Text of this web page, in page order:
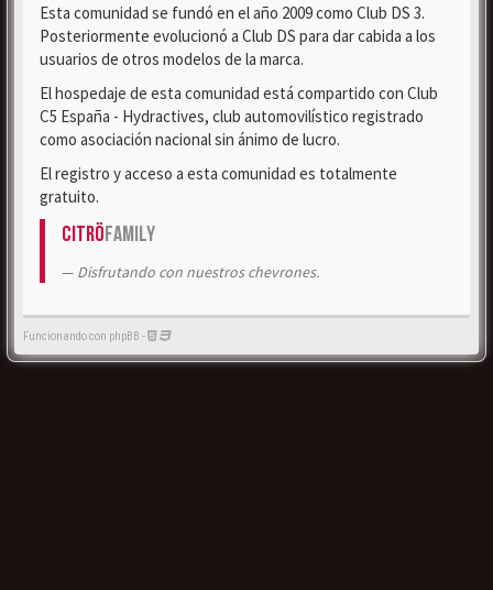
Esta comunidad se fundó en el año 2009 como Club DS 3.
Posteriormente evolucionó a Club DS para dar cabida a los
usuarios de otros modelos de la marca.
El hospedaje de esta comunidad está compartido con Club
C5 España - Hydractives, club automovilístico registrado
como asociación nacional sin ánimo de lucro.
El registro y acceso a esta comunidad es totalmente
gratuito.
CitröFamily
Disfrutando con nuestros chevrones.
Funcionando con phpBB -